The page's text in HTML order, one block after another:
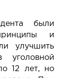
были
и
улучшить
уголовной
12 лет, но